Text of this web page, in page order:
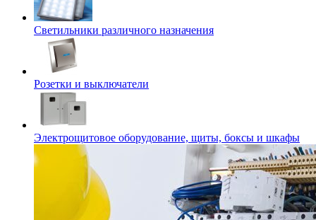
Светильники различного назначения
Розетки и выключатели
Электрощитовое оборудование, щиты, боксы и шкафы